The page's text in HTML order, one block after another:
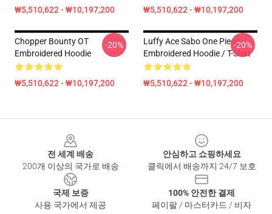
₩5,510,622 - ₩10,197,200 ₩5,510,622 - ₩10,197,200
Chopper Bounty OT
Embroidered Hoodie
₩5,510,622 - ₩10,197,200
-20%
Luffy Ace Sabo One Piece
Embroidered Hoodie / T-Shirt
₩5,510,622 - ₩10,197,200
-20%
전 세계 배송
200개 이상의 국가로 배송
안심하고 쇼핑하세요
클릭에서 배송까지 24/7 보호
국제 보증
사용 국가에서 제공
100% 안전한 결제
페이팔 / 마스터카드 / 비자